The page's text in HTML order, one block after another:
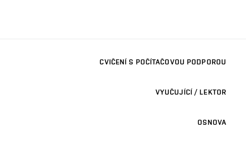
CVIČENÍ S POČÍTAČOVOU PODPOROU
VYUČUJÍCÍ / LEKTOR
OSNOVA